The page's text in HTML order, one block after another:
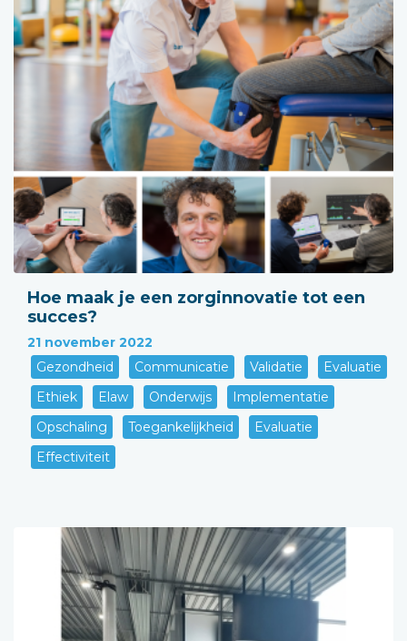
Hoe maak je een zorginnovatie tot een
succes?
21 november 2022
Gezondheid
Communicatie Validatie
Evaluatie
Ethiek
Elaw Onderwijs
Implementatie
Opschaling
Toegankelijkheid
Evaluatie
Effectiviteit